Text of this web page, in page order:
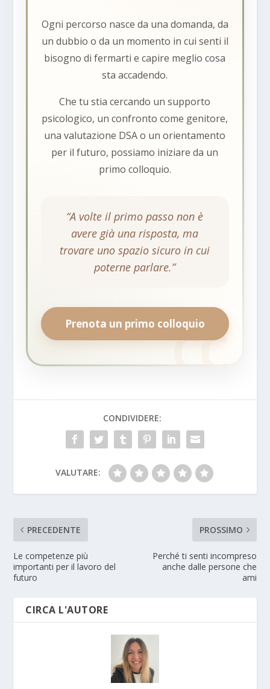
Ogni percorso nasce da una domanda, da
un dubbio o da un momento in cui senti il
bisogno di fermarti e capire meglio cosa
sta accadendo.
Che tu stia cercando un supporto
psicologico, un confronto come genitore,
una valutazione DSA o un orientamento
per il futuro, possiamo iniziare da un
primo colloquio.
“A volte il primo passo non è
avere già una risposta, ma
trovare uno spazio sicuro in cui
poterne parlare.”
Prenota un primo colloquio
CONDIVIDERE:
VALUTARE:
PRECEDENTE
Le competenze più
importanti per il lavoro del
futuro
PROSSIMO
Perché ti senti incompreso
anche dalle persone che
ami
CIRCA L'AUTORE